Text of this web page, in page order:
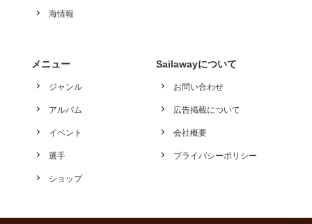
海情報
メニュー
ジャンル
アルバム
イベント
選手
ショップ
Sailawayについて
お問い合わせ
広告掲載について
会社概要
プライバシーポリシー